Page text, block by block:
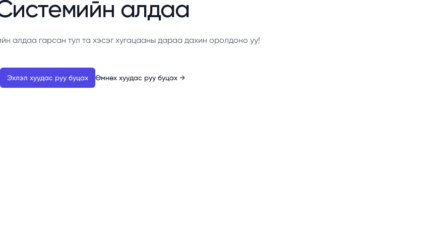
алдаа
алдаа гарсан тул та хэсэг хугацааны дараа дахин оролдоно уу!
Эхлэл хуудас руу буцах Өмнөх хуудас руу буцах →